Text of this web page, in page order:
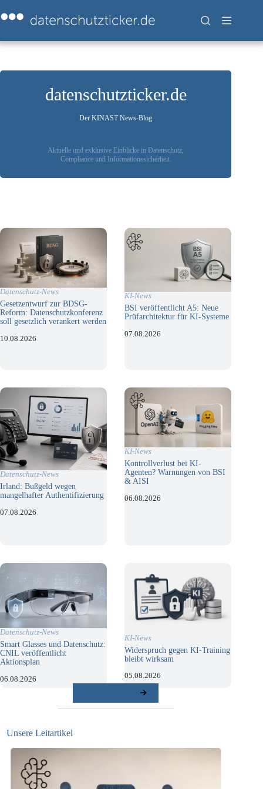
Inhalt
springen
datenschutzticker.de
Der KINAST News-Blog
Aktuelle und exklusive Einblicke in Datenschutz,
Compliance und Informationssicherheit.
Datenschutz-News
Gesetzentwurf zur BDSG-
Reform: Datenschutzkonferenz
soll gesetzlich verankert werden
10.08.2026
KI-News
BSI veröffentlicht A5: Neue
Prüfarchitektur für KI-Systeme
07.08.2026
Datenschutz-News
Irland: Bußgeld wegen
mangelhafter Authentifizierung
07.08.2026
KI-News
Kontrollverlust bei KI-
Agenten? Warnungen von BSI
& AISI
06.08.2026
Datenschutz-News
Smart Glasses und Datenschutz:
CNIL veröffentlicht
Aktionsplan
06.08.2026
KI-News
Widerspruch gegen KI-Training
bleibt wirksam
05.08.2026
Unsere Leitartikel